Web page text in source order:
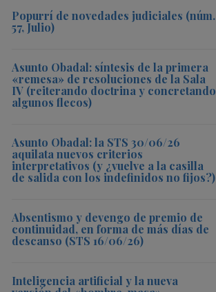
Popurrí de novedades judiciales (núm.
57, Julio)
Asunto Obadal: síntesis de la primera
«remesa» de resoluciones de la Sala
IV (reiterando doctrina y concretando
algunos flecos)
Asunto Obadal: la STS 30/06/26
aquilata nuevos criterios
interpretativos (y ¿vuelve a la casilla
de salida con los indefinidos no fijos?)
Absentismo y devengo de premio de
continuidad, en forma de más días de
descanso (STS 16/06/26)
Inteligencia artificial y la nueva